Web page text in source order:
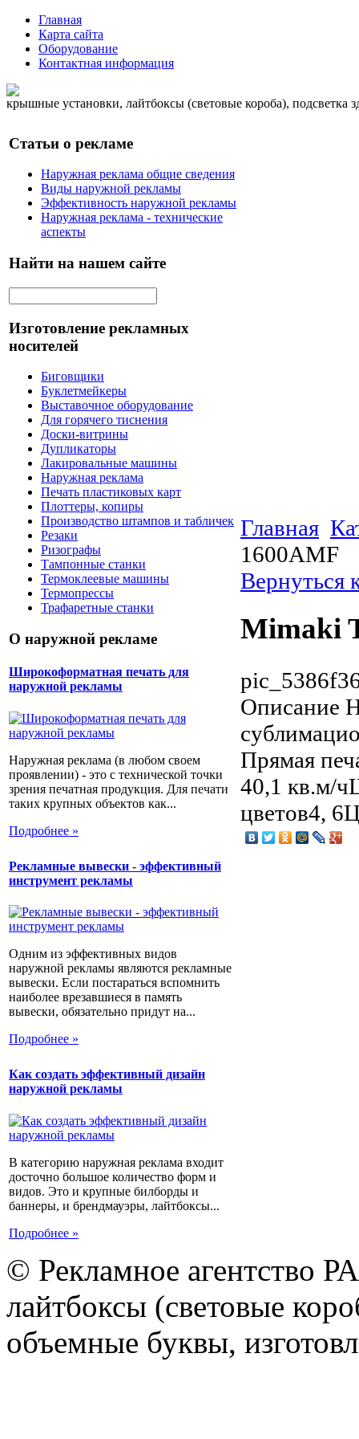
Главная
Карта сайта
Оборудование
Контактная информация
крышные установки, лайтбоксы (световые короба), подсветка
Статьи о рекламе
Наружная реклама общие сведения
Виды наружной рекламы
Эффективность наружной рекламы
Наружная реклама - технические
аспекты
Найти на нашем сайте
Изготовление рекламных
носителей
Биговщики
Буклетмейкеры
Выставочное оборудование
Для горячего тиснения
Доски-витрины
Дупликаторы
Лакировальные машины
Наружная реклама
Печать пластиковых карт
Плоттеры, копиры
Производство штампов и табличек
Резаки
Ризографы
Тампонные станки
Термоклеевые машины
Термопрессы
Трафаретные станки
О наружной рекламе
Широкоформатная печать для
наружной рекламы
Наружная реклама (в любом своем
проявлении) - это с технической точки
зрения печатная продукция. Для печати
таких крупных объектов как...
Подробнее »
Рекламные вывески - эффективный
инструмент рекламы
Одним из эффективных видов
наружной рекламы являются рекламные
вывески. Если постараться вспомнить
наиболее врезавшиеся в память
вывески, обязательно придут на...
Подробнее »
Как создать эффективный дизайн
наружной рекламы
В категорию наружная реклама входит
досточно большое количество форм и
видов. Это и крупные билборды и
баннеры, и брендмауэры, лайтбоксы...
Подробнее »
Главная
1600AMF
Вернуться
Mimaki
Описание
Прямая
40,1 кв.м/
цветов4,
© Рекламное агентство
лайтбоксы (световые
объемные буквы,